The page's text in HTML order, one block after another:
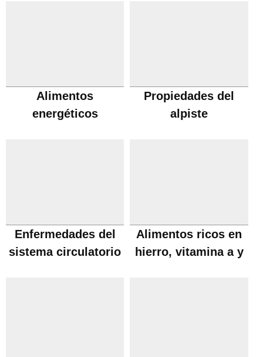
Alimentos
energéticos
Propiedades del
alpiste
Enfermedades del
sistema circulatorio
Alimentos ricos en
hierro, vitamina a y